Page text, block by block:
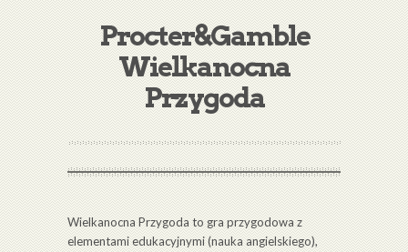
Procter&Gamble
Wielkanocna
Przygoda
Wielkanocna Przygoda to gra przygodowa z
elementami edukacyjnymi (nauka angielskiego),